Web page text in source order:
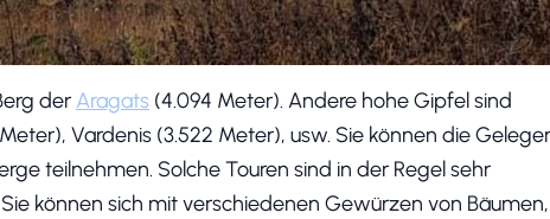
der Aragats (4.094 Meter). Andere hohe Gipfel sind
Vardenis (3.522 Meter), usw. Sie können die
teilnehmen. Solche Touren sind in der Regel sehr
können sich mit verschiedenen Gewürzen von Bäumen,